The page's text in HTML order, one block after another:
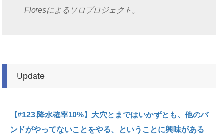
Floresによるソロプロジェクト。
Update
【#123.降水確率10%】大穴とまではいかずとも、他のバ
ンドがやってないことをやる、ということに興味がある